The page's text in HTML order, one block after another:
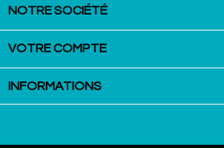
NOTRE SOCIÉTÉ
VOTRE COMPTE
INFORMATIONS